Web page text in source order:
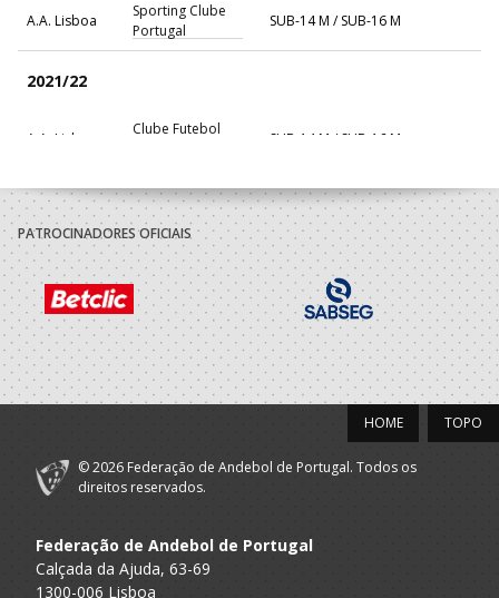
A.A. Lisboa
Sporting Clube
Portugal
SUB-14 M / SUB-16 M
2021/22
A.A. Lisboa
Clube Futebol
SUB-14 M / SUB-16 M
2020/21
A.A. Lisboa
Sport Lisboa
Benfica
SUB-13 M / SUB-15 M
2019/20
A.A. Lisboa
Clube Futebol
Sassoeiros
Minis M / Infantis M
A.A. Lisboa
Clube Futebol
2017/18
PATROCINADORES OFICIAIS
TOPO
HOME
© 2026 Federação de Andebol de Portugal. Todos os
direitos reservados.
Federação de Andebol de Portugal
Calçada da Ajuda, 63-69
1300-006 Lisboa